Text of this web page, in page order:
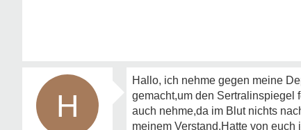
H
Hallo, ich nehme gegen meine
gemacht,um den Sertralinspiegel
auch nehme,da im Blut nichts
meinem Verstand.Hatte von